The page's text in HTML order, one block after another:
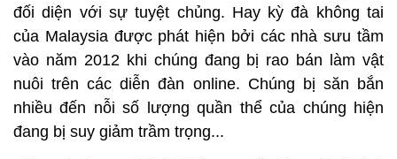
đối diện với sự tuyệt chủng. Hay kỳ đà không tai
của Malaysia được phát hiện bởi các nhà sưu tầm
vào năm 2012 khi chúng đang bị rao bán làm vật
nuôi trên các diễn đàn online. Chúng bị săn bắn
nhiều đến nỗi số lượng quần thể của chúng hiện
đang bị suy giảm trầm trọng...